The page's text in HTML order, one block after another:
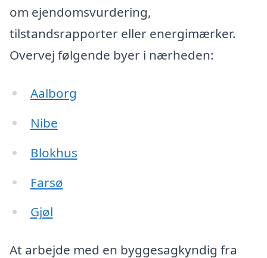
om ejendomsvurdering,
tilstandsrapporter eller energimærker.
Overvej følgende byer i nærheden:
Aalborg
Nibe
Blokhus
Farsø
Gjøl
At arbejde med en byggesagkyndig fra